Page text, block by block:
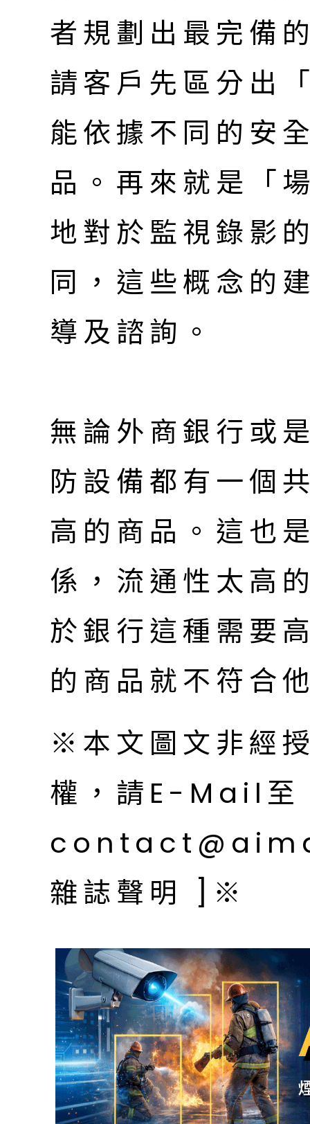
者規劃出最完備
請客戶先區分出
能依據不同的安
品。再來就是「
地對於監視錄影
同，這些概念的
導及諮詢。
無論外商銀行或
防設備都有一個
高的商品。這也
係，流通性太高
於銀行這種需要
的商品就不符合
※本文圖文非經
權，請E-Mail至
雜誌聲明 ]※